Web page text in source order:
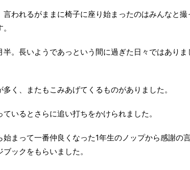
われるがままに椅子に座り始まったのはみんなと撮
半。長いようであっという間に過ぎた日々ではありま
く、またもこみあげてくるものがありました。
いるとさらに追い打ちをかけられました。
まって一番仲良くなった1年生のノップから感謝の
ックをもらいました。